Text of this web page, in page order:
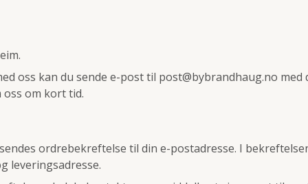
oss kan du sende e-post til post@bybrandhaug.no med
om kort tid.
ordrebekreftelse til din e-postadresse. I
leveringsadresse.